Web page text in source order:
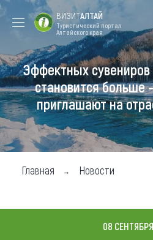
Форум VISIT
ALTAI
Цветение
маральника
Туры
Где побывать
Чем заняться
ВИЗИТАЛТАЙ
Туристический портал
Алтайского края
Эффектных сувениров
становится больше
приглашают на
Главная Новости
08